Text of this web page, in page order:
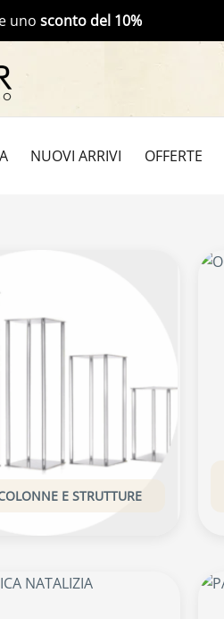
uno sconto del 10%
NUOVI ARRIVI OFFERTE
E STRUTTURE